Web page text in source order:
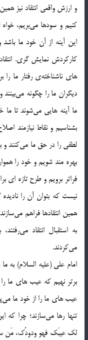
و ارزش واقعی انتقاد نیز
کنیم و سودها می‌بریم، خواه
این آینه از آن خود ما
کارکردش نمایش گری.
های ناشناخته‌ی رفتار ما
دیگران ما را چگونه
ما آینه هایی می‌شوند تا
بشناسیم و نقاط نیازمند
لطفی را در حق ما می‌کنند و
بهره مند شویم و خود را
فراتر برویم و طرح تازه ای
نیست که بتوان آن را
همین انتقادها فراهم
به استقبال انتقاد
می‌کردند.
امام علی (علیه السلام) به
برتر نهیم که عیب های ما را
عیب های ما را از خود ما
تنها رها می‌سازند؛ چرا